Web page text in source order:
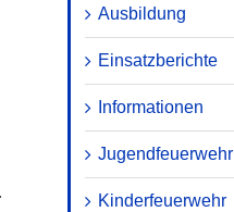
Ausbildung
Einsatzberichte
Informationen
Jugendfeuerwehr
Kinderfeuerwehr